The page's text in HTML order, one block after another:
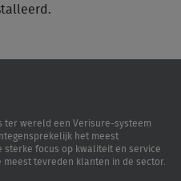
ter wereld een Verisure-systeem
het meest
sterke focus op kwaliteit en service
tevreden klanten in de sector.